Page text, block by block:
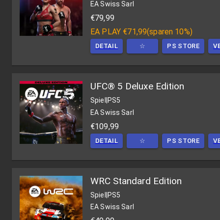
EA Swiss Sarl
€79,99
EA PLAY €71,99(sparen 10%)
DETAIL ☆ PS STORE
UFC® 5 Deluxe Edition
Spiel
PS5
EA Swiss Sarl
€109,99
DETAIL ☆ PS STORE
WRC Standard Edition
Spiel|PS5
EA Swiss Sarl